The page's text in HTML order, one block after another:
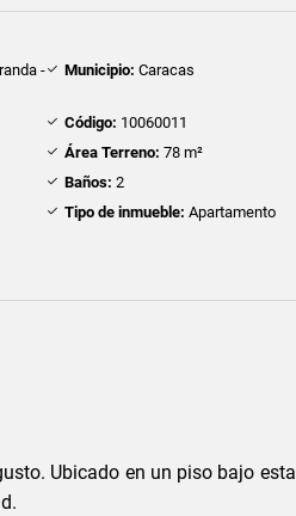
-
Municipio: Caracas
Código: 10060011
Área Terreno: 78 m²
Baños: 2
Tipo de inmueble: Apartamento
Ubicado en un piso bajo esta